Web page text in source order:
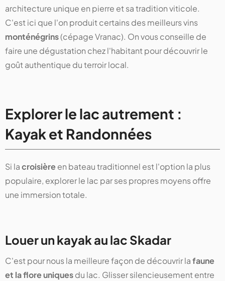
architecture unique en pierre et sa tradition viticole.
C'est ici que l'on produit certains des meilleurs vins
monténégrins(cépage Vranac). On vous conseille de
faire une dégustation chez l'habitant pour découvrir le
goût authentique du terroir local.
Explorer le lac autrement :
Kayak et Randonnées
Si lacroisièreen bateau traditionnel est l'option la plus
populaire, explorer le lac par ses propres moyens offre
une immersion totale.
Louer un kayak au lac Skadar
C'est pour nous la meilleure façon de découvrir lafaune
et la flore uniquesdu lac. Glisser silencieusement entre